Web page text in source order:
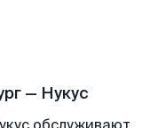
— Нукус